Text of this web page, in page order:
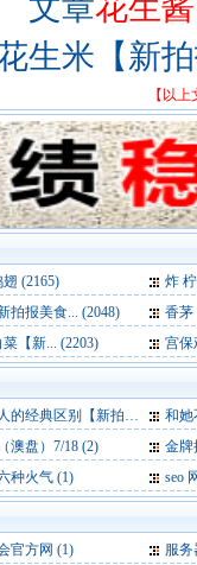
文章花生
生米【新
【以
(2165)
炸
拍报美食... (2048)
香茅
【新... (2203) 宫保
区别【新拍报每日一笑】 (2)
和她
澳盘）7/18 (2)
金牌
种火气 (1) seo 网
官方网 (1)
服务